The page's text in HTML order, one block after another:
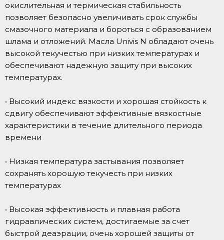
окислительная и термическая стабильность
позволяет безопасно увеличивать срок службы
смазочного материала и бороться с образованием
шлама и отложений. Масла Univis N обладают очень
высокой текучестью при низких температурах и
обеспечивают надежную защиту при высоких
температурах.
• Высокий индекс вязкости и хорошая стойкость к
сдвигу обеспечивают эффективные вязкостные
характеристики в течение длительного периода
времени
• Низкая температура застывания позволяет
сохранять хорошую текучесть при низких
температурах
• Высокая эффективность и плавная работа
гидравлических систем, достигаемые за счет
быстрой деаэрации, очень хорошей защиты от